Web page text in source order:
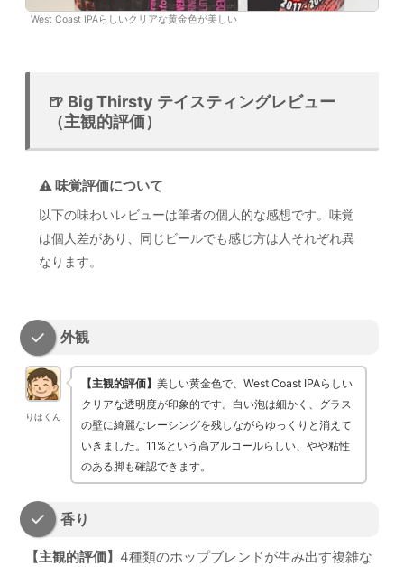
West Coast IPAらしいクリアな黄金色が美しい
🍺 Big Thirsty テイスティングレビュー
（主観的評価）
⚠️ 味覚評価について
以下の味わいレビューは筆者の個人的な感想です。味覚
は個人差があり、同じビールでも感じ方は人それぞれ異
なります。
外観
りほくん
【主観的評価】 美しい黄金色で、West Coast IPAらしい
クリアな透明度が印象的です。白い泡は細かく、グラス
の壁に綺麗なレーシングを残しながらゆっくりと消えて
いきました。11%という高アルコールらしい、やや粘性
のある脚も確認できます。
香り
【主観的評価】 4種類のホップブレンドが生み出す複雑な